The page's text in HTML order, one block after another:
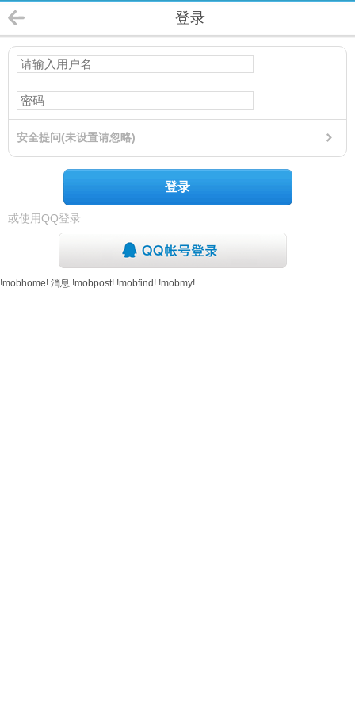
登录
安全提问(未设置请忽略)
登录
或使用QQ登录
!mobhome! 消息 !mobpost! !mobfind! !mobmy!